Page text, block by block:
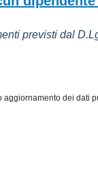
previsti dal
dei dati